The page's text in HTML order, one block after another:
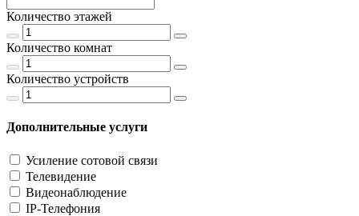
Количество этажей
Количество комнат
Количество устройств
Дополнительные услуги
Усиление сотовой связи
Телевидение
Видеонаблюдение
IP-Телефония